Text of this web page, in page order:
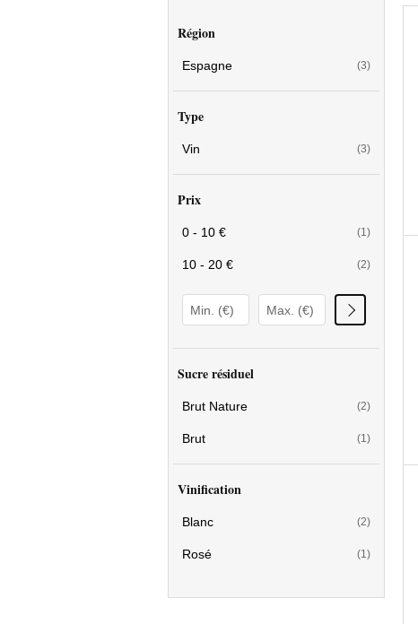
Région
Espagne (3)
Type
Vin (3)
Prix
0 - 10 € (1)
10 - 20 € (2)
Sucre résiduel
Brut Nature (2)
Brut (1)
Vinification
Blanc (2)
Rosé (1)